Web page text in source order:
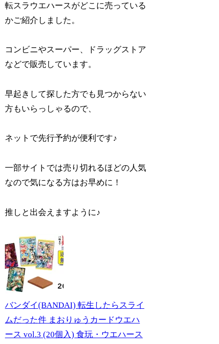
転スラウエハースがどこに売っている
かご紹介しました。
コンビニやスーパー、ドラッグストア
などで販売しています。
早起きして探した方でも見つからない
方もいらっしゃるので、
ネットで先行予約が便利です♪
一部サイトでは売り切れるほどの人気
なので気になる方はお早めに！
推しと出会えますように♪
バンダイ(BANDAI) 転生したらスライ
ムだった件 まおりゅうカードウエハ
ース vol.3 (20個入) 食玩・ウエハース